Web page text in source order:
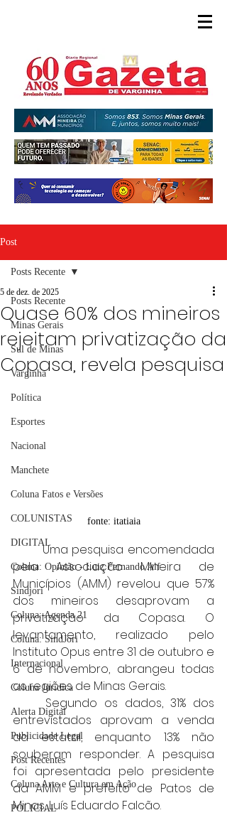
Post
Posts Recente
Minas Gerais
Sul de Minas
Varginha
Política
Esportes
Nacional
Manchete
Coluna Fatos e Versões
COLUNISTAS
DIGITAL
Coluna: Opinião - Luiz Fernando Alf
Sindjori
Coluna: Agenda 21
Coluna: SindJori
Internacional
Coluna Jurídica
Alerta Digital
Publicidade Legal
Post Recentes
Coluna Arte e Cultura em Ação
POLICIAL
Posts Recente
Quase 60% dos mineiros
rejeitam privatização da
Copasa, revela pesquisa
5 de dez. de 2025
fonte: itatiaia
	Uma pesquisa encomendada
pela Associação Mineira de
Municípios (AMM) revelou que 57%
dos mineiros desaprovam a
privatização da Copasa. O
levantamento, realizado pelo
Instituto Opus entre 31 de outubro e
6 de novembro, abrangeu todas
as regiões de Minas Gerais.
entrevistados aprovam a venda
da estatal, enquanto 13% não
souberam responder. A pesquisa
foi apresentada pelo presidente
da AMM e prefeito de Patos de
Minas, Luís Eduardo Falcão.